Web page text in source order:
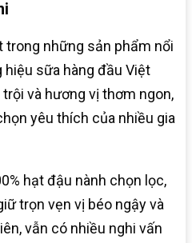
trong những sản phẩm nổi
sữa hàng đầu Việt
và hương vị thơm ngon,
yêu thích của nhiều gia
hạt đậu nành chọn lọc,
trọn vẹn vị béo ngậy và
vẫn có nhiều nghi vấn